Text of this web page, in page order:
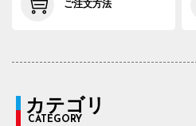
ご注文方法
カテゴリ
CATEGORY